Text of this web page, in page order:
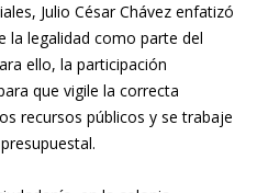
Julio César Chávez enfatizó
la legalidad como parte del
ello, la participación
que vigile la correcta
recursos públicos y se trabaje